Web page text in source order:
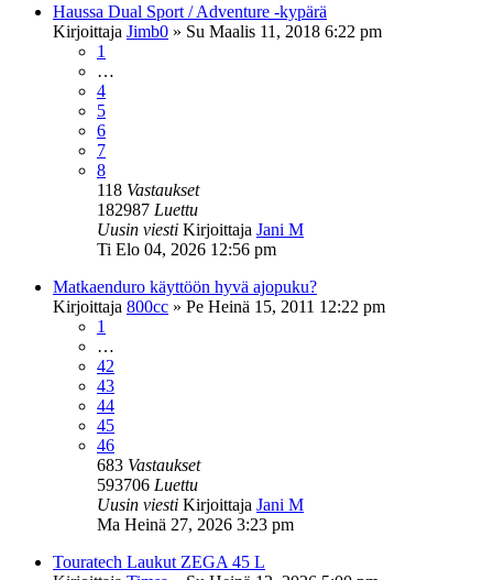
Haussa Dual Sport / Adventure -kypärä
Kirjoittaja Jimb0 » Su Maalis 11, 2018 6:22 pm
1
…
4
5
6
7
8
118 Vastaukset
182987 Luettu
Uusin viesti Kirjoittaja Jani M
Ti Elo 04, 2026 12:56 pm
Matkaenduro käyttöön hyvä ajopuku?
Kirjoittaja 800cc » Pe Heinä 15, 2011 12:22 pm
1
…
42
43
44
45
46
683 Vastaukset
593706 Luettu
Uusin viesti Kirjoittaja Jani M
Ma Heinä 27, 2026 3:23 pm
Touratech Laukut ZEGA 45 L